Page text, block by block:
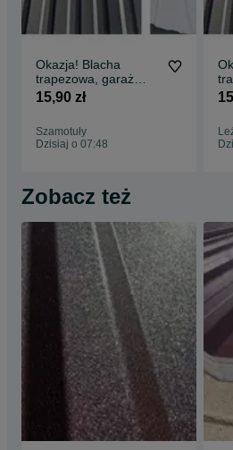
Okazja! Blacha
trapezowa, garaż
blaszany, dach, wiata
t7 t14 t18 t35, różne
9005 alucynk, dobra
cena!
15,90 zł
Szamotuły
Dzisiaj o 07:48
Zobacz też